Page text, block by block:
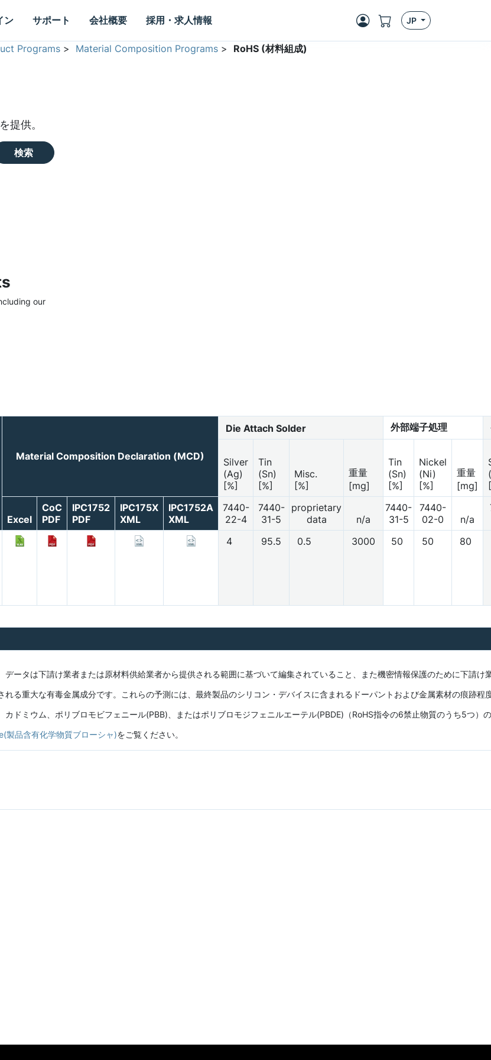
ン サポート 会社概要 採用・求人情報 JP
Programs > Material Composition Programs > RoHS (材料組成)
提供。
検索
our
Material Composition Declaration (MCD)
Die Attach Solder 外部端子処理
Silver
(Ag)
[%]
Tin
(Sn)
[%]
Misc.
[%]
重量
[mg]
Tin
(Sn)
[%]
Nickel
(Ni)
[%]
重量
[mg]
Excel
CoC
PDF
IPC1752
PDF
IPC175X
XML
IPC1752A
XML
7440-
22-4
7440-
31-5
proprietary
data
n/a
7440-
31-5
7440-
02-0
n/a
4 95.5 0.5 3000 50 50 80
ータは下請け業者または原材料供給業者から提供される範囲に基づいて編集されていること、また機密情報保護のために下
る重大な有毒金属成分です。これらの予測には、最終製品のシリコン・デバイスに含まれるドーパントおよび金属素材の痕跡程
ドミウム、ポリブロモビフェニール(PBB)、またはポリブロモジフェニルエーテル(PBDE)（RoHS指令の6禁止物質のうち5つ
品含有化学物質ブローシャ)をご覧ください。